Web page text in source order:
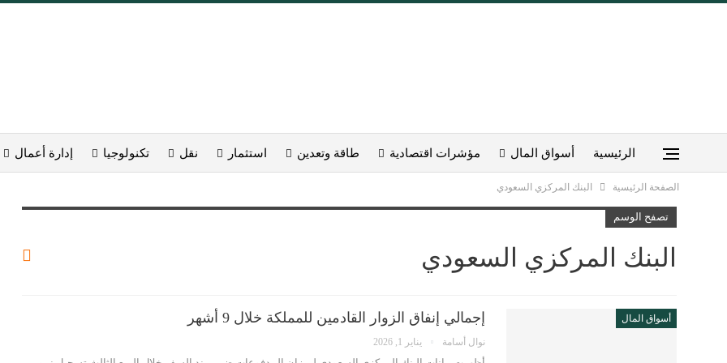
الرئيسية أسواق المال مؤشرات اقتصادية طاقة وتعدين استثمار نقل تكنولوجيا إدارة أعمال
الصفحة الرئيسية البنك المركزي السعودي
تصفح الوسم
البنك المركزي السعودي
أسواق المال إجمالي إنفاق الزوار القادمين للمملكة خلال 9 أشهر
نوال أسامة يناير 1, 2026